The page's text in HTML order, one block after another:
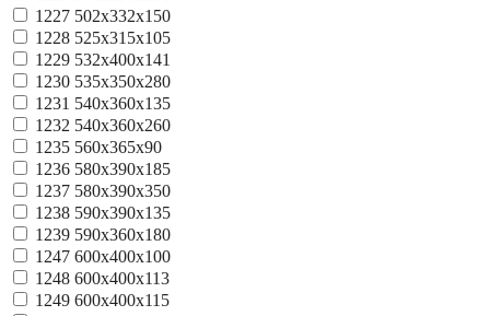
1227 502x332x150
1228 525x315x105
1229 532x400x141
1230 535x350x280
1231 540х360х135
1232 540х360х260
1235 560x365x90
1236 580x390x185
1237 580x390x350
1238 590x390x135
1239 590х360х180
1247 600x400x100
1248 600x400x113
1249 600x400x115